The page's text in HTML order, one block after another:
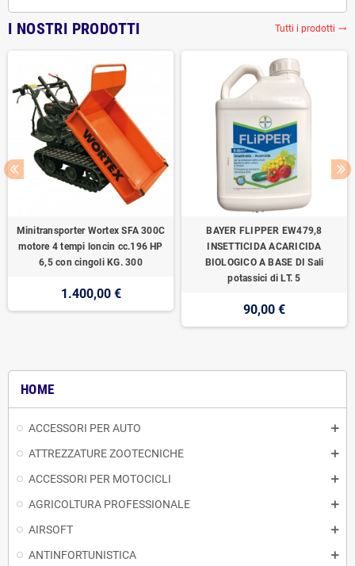
HOME
ACCESSORI PER AUTO
ATTREZZATURE ZOOTECNICHE
ACCESSORI PER MOTOCICLI
AGRICOLTURA PROFESSIONALE
AIRSOFT
ANTINFORTUNISTICA
I NOSTRI PRODOTTI Tutti i prodotti trending_flat
Minitransporter Wortex SFA 300C
motore 4 tempi loncin cc.196 HP
6,5 con cingoli KG. 300
1.400,00 €
BAYER FLIPPER EW479,8
INSETTICIDA ACARICIDA
BIOLOGICO A BASE DI Sali
potassici di LT. 5
90,00 €